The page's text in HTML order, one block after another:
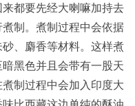
都要先经大喇嘛加持去
制。煮制过程中会依据
、麝香等材料。这样煮
黑色并且会带有一股天
制过程中会加入印度大